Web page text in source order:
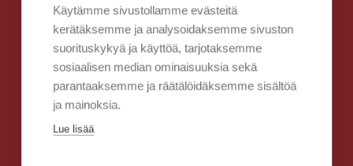
Käytämme sivustollamme evästeitä
kerätäksemme ja analysoidaksemme sivuston
suorituskykyä ja käyttöä, tarjotaksemme
sosiaalisen median ominaisuuksia sekä
parantaaksemme ja räätälöidäksemme sisältöä
ja mainoksia.
Lue lisää